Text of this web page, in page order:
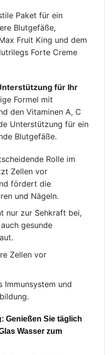
Paket für ein
Blutgefäße,
Fruit King und dem
Forte Creme
für Ihr
Formel mit
den Vitaminen A, C
Unterstützung für ein
Blutgefäße.
Rolle im
Zellen vor
fördert die
und Nägeln.
nur zur Sehkraft bei,
gesunde
Zellen vor
und
Genießen Sie täglich
Wasser zum